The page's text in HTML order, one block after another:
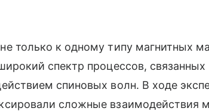
только к одному типу магнитных
спектр процессов, связанных
спиновых волн. В ходе
сложные взаимодействия